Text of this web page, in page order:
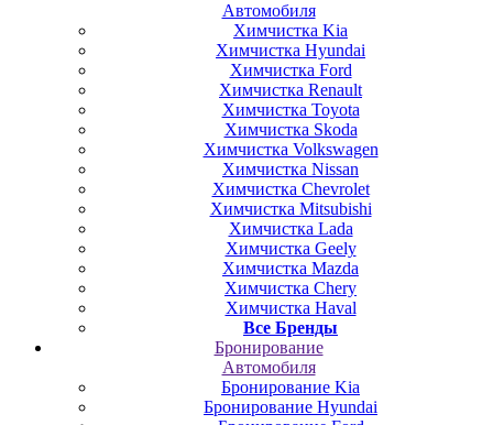
Автомобиля
Химчистка Kia
Химчистка Hyundai
Химчистка Ford
Химчистка Renault
Химчистка Toyota
Химчистка Skoda
Химчистка Volkswagen
Химчистка Nissan
Химчистка Chevrolet
Химчистка Mitsubishi
Химчистка Lada
Химчистка Geely
Химчистка Mazda
Химчистка Chery
Химчистка Haval
Все Бренды
Бронирование
Автомобиля
Бронирование Kia
Бронирование Hyundai